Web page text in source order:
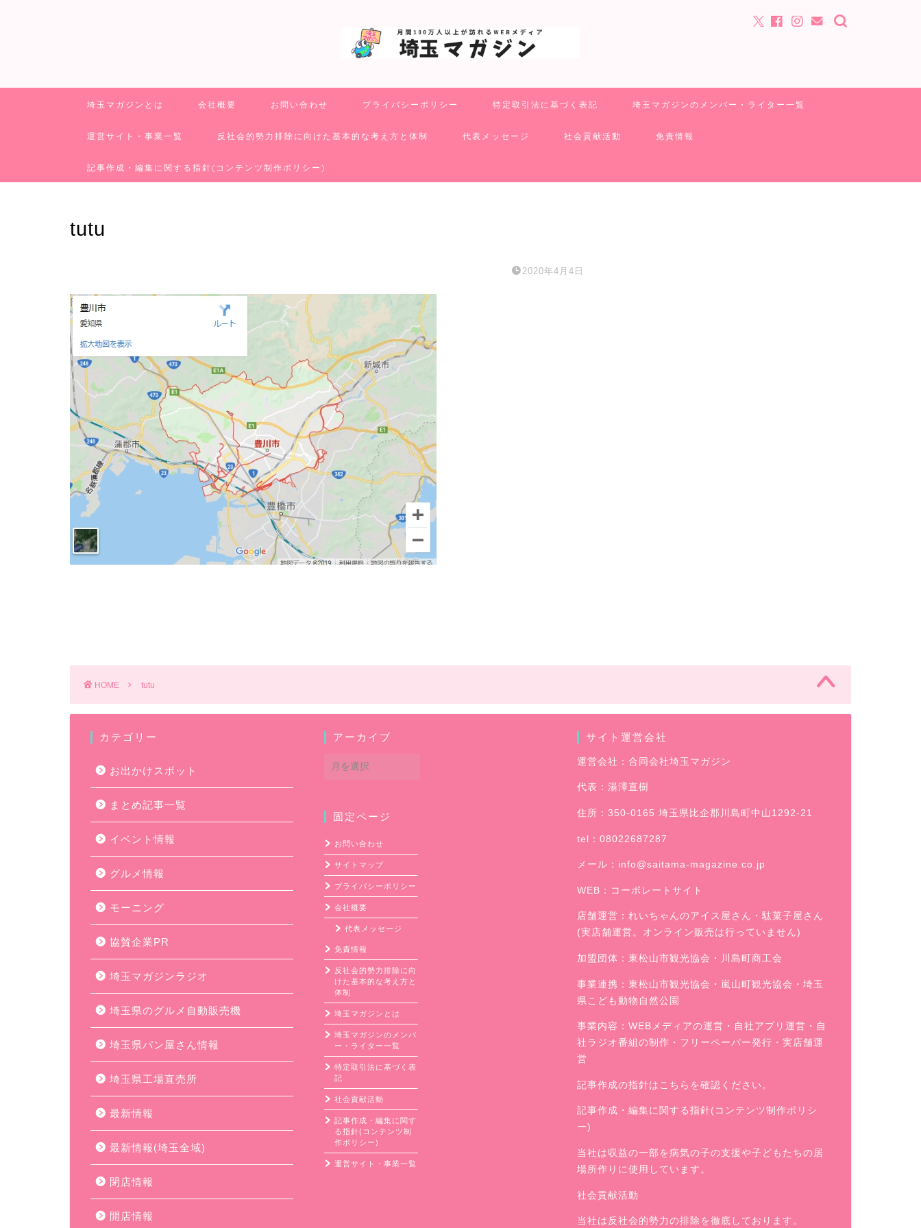
埼玉マガジンとは 会社概要 お問い合わせ プライバシーポリシー 特定取引法に基づく表記 埼玉マガジンのメンバー・ライター一覧
運営サイト・事業一覧 反社会的勢力排除に向けた基本的な考え方と体制 代表メッセージ 社会貢献活動 免責情報
記事作成・編集に関する指針(コンテンツ制作ポリシー)
tutu
2020年4月4日
HOME tutu
カテゴリー
お出かけスポット
まとめ記事一覧
イベント情報
グルメ情報
モーニング
協賛企業PR
埼玉マガジンラジオ
埼玉県のグルメ自動販売機
埼玉県パン屋さん情報
埼玉県工場直売所
最新情報
最新情報(埼玉全域)
閉店情報
開店情報
アーカイブ
ア
ー
固定ページ
お問い合わせ
サイトマップ
プライバシーポリシー
会社概要
代表メッセージ
免責情報
反社会的勢力排除に向
けた基本的な考え方と
体制
埼玉マガジンとは
埼玉マガジンのメンバ
ー・ライター一覧
特定取引法に基づく表
記
社会貢献活動
記事作成・編集に関す
る指針(コンテンツ制
作ポリシー)
運営サイト・事業一覧
サイト運営会社
運営会社：合同会社埼玉マガジン
代表：湯澤直樹
住所：350-0165 埼玉県比企郡川島町中山1292-21
tel：08022687287
メール： info@saitama-magazine.co.jp
WEB： コーポレートサイト
店舗運営：れいちゃんのアイス屋さん ・駄菓子屋さん
(実店舗運営。オンライン販売は行っていません)
加盟団体：東松山市観光協会・川島町商工会
事業連携：東松山市観光協会・嵐山町観光協会・埼玉
県こども動物自然公園
事業内容：WEBメディアの運営・自社アプリ運営・自
社ラジオ番組の制作・フリーペーパー発行・実店舗運
営
記事作成の指針はこちらを確認ください。
記事作成・編集に関する指針(コンテンツ制作ポリシ
ー)
当社は収益の一部を病気の子の支援や子どもたちの居
場所作りに使用しています。
社会貢献活動
当社は反社会的勢力の排除を徹底しております。